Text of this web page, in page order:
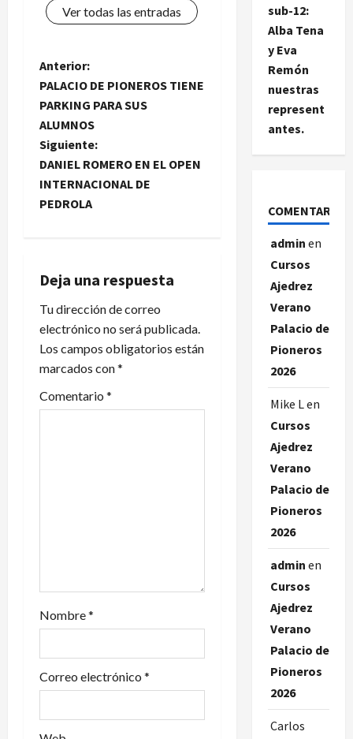
Ver todas las entradas
N
a
v
e
g
c
i
ó
n
d
a
d
a
Anterior:
PALACIO DE PIONEROS TIENE
PARKING PARA SUS
ALUMNOS
Siguiente:
DANIEL ROMERO EN EL OPEN
INTERNACIONAL DE
PEDROLA
Deja una respuesta
Tu dirección de correo
electrónico no será publicada.
Los campos obligatorios están
marcados con*
Comentario *
Nombre*
Correo electrónico *
sub-12:
Alba Tena
y Eva
Remón
nuestras
represent
antes.
COMENTARIOS
admin en
Cursos
Ajedrez
Verano
Palacio de
Pioneros
2026
Mike Len
Cursos
Ajedrez
Verano
Palacio de
Pioneros
2026
admin en
Cursos
Ajedrez
Verano
Palacio de
Pioneros
2026
Carlos